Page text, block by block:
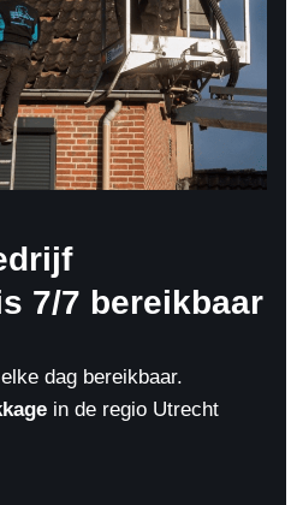
7/7 bereikbaar
dag bereikbaar.
in de regio Utrecht